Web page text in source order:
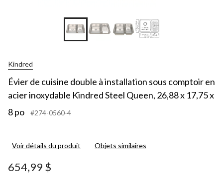
Kindred
Évier de cuisine double à installation sous comptoir en
acier inoxydable Kindred Steel Queen, 26,88 x 17,75 x
8 po
#274-0560-4
Voir détails du produit Objets similaires
654,99 $